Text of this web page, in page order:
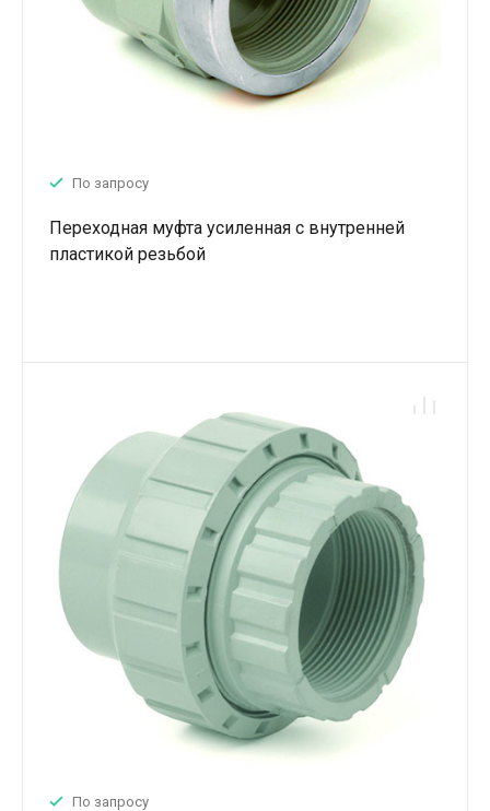
По запросу
Переходная муфта усиленная с внутренней
пластикой резьбой
По запросу